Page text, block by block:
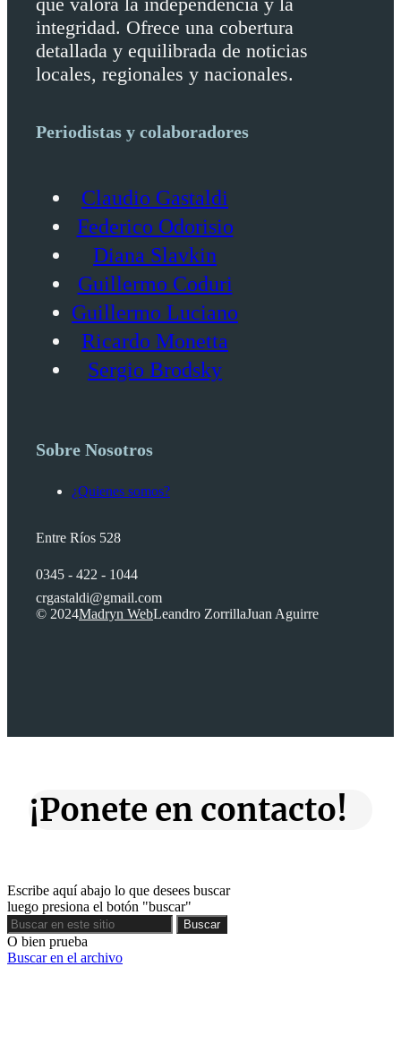
integridad. Ofrece una cobertura
detallada y equilibrada de noticias
locales, regionales y nacionales.
Periodistas y colaboradores
Claudio Gastaldi
Federico Odorisio
Diana Slavkin
Guillermo Coduri
Guillermo Luciano
Ricardo Monetta
Sergio Brodsky
Sobre Nosotros
¿Quienes somos?
Entre Ríos 528
0345 - 422 - 1044
crgastaldi@gmail.com
© 2024Madryn WebLeandro ZorrillaJuan Aguirre
¡Ponete en contacto!
Escribe aquí abajo lo que desees buscar
luego presiona el botón "buscar"
Buscar
Buscar
O bien prueba
Buscar en el archivo